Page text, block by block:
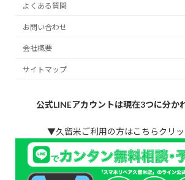
よくある質問
お問い合わせ
会社概要
サイトマップ
公式LINEアカウントは現在3つに分か
▼久留米ご利用の方はこちらクリ